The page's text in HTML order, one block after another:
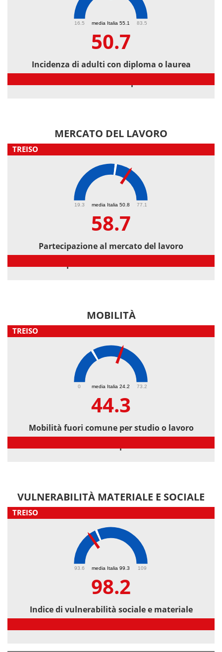
media Italia 55.1
16.5 83.5
50.7
Incidenza di adulti con diploma o laurea
MERCATO DEL LAVORO
TREISO
media Italia 50.8
19.3 77.1
58.7
Partecipazione al mercato del lavoro
MOBILITÀ
TREISO
media Italia 24.2
0 73.2
44.3
Mobilità fuori comune per studio o lavoro
VULNERABILITÀ MATERIALE E SOCIALE
TREISO
media Italia 99.3
93.6 109
98.2
Indice di vulnerabilità sociale e materiale